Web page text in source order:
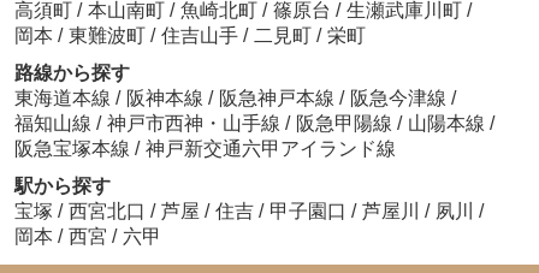
高須町 / 本山南町 / 魚崎北町 / 篠原台 / 生瀬武庫川町 /
岡本 / 東難波町 / 住吉山手 / 二見町 / 栄町
路線から探す
東海道本線 / 阪神本線 / 阪急神戸本線 / 阪急今津線 /
福知山線 / 神戸市西神・山手線 / 阪急甲陽線 / 山陽本線 /
阪急宝塚本線 / 神戸新交通六甲アイランド線
駅から探す
宝塚 / 西宮北口 / 芦屋 / 住吉 / 甲子園口 / 芦屋川 / 夙川
/
岡本 / 西宮 / 六甲